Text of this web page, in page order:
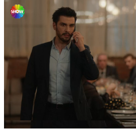
Sesi
Yüklendi
17.57%